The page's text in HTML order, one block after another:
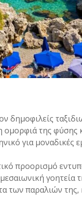
δημοφιλείς
ομορφιά της
για μοναδικές
προορισμό
γοητεία
των παραλιών της,